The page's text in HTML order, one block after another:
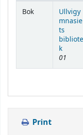
Holdings
Bok
Ullvigy
mnasie
ts
bibliote
k
01
Print